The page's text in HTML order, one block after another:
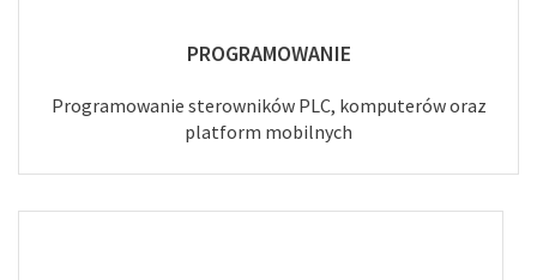
PROGRAMOWANIE
Programowanie sterowników PLC, komputerów oraz
platform mobilnych